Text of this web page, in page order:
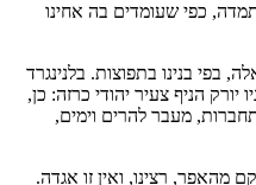
כפי שעומדים בה אחינו
בפי בנינו בתפוצות. בלנינגרד
יורק הניף צעיר יהודי כרזה: כן,
מעבר להרים וימים,
מהאפר, רצינו, ואין זו אגדה.